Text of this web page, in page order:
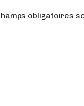
obligatoires